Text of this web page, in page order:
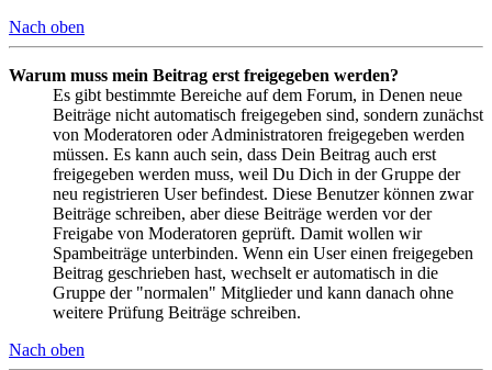
Nach oben
Warum muss mein Beitrag erst freigegeben werden?
Es gibt bestimmte Bereiche auf dem Forum, in Denen neue
Beiträge nicht automatisch freigegeben sind, sondern zunächst
von Moderatoren oder Administratoren freigegeben werden
müssen. Es kann auch sein, dass Dein Beitrag auch erst
freigegeben werden muss, weil Du Dich in der Gruppe der
neu registrieren User befindest. Diese Benutzer können zwar
Beiträge schreiben, aber diese Beiträge werden vor der
Freigabe von Moderatoren geprüft. Damit wollen wir
Spambeiträge unterbinden. Wenn ein User einen freigegeben
Beitrag geschrieben hast, wechselt er automatisch in die
Gruppe der "normalen" Mitglieder und kann danach ohne
weitere Prüfung Beiträge schreiben.
Nach oben